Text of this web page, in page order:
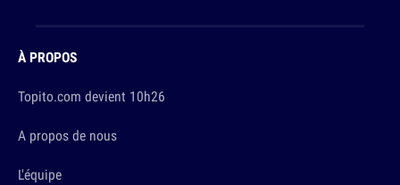
À PROPOS
Topito.com devient 10h26
A propos de nous
L'équipe